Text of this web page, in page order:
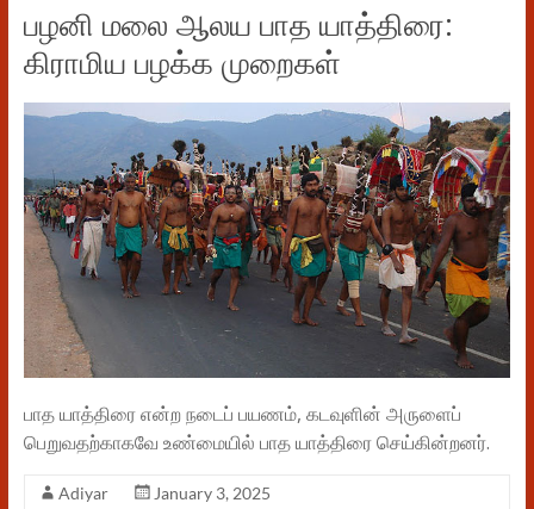
பழனி மலை ஆலய பாத யாத்திரை:
கிராமிய பழக்க முறைகள்
பாத யாத்திரை என்ற நடைப் பயணம், கடவுளின் அருளைப்
பெறுவதற்காகவே உண்மையில் பாத யாத்திரை செய்கின்றனர்.
Adiyar
January 3, 2025